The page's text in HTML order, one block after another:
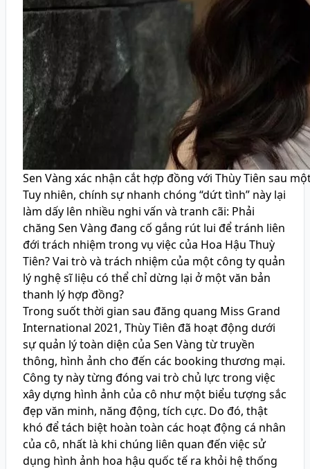
Sen Vàng xác nhận cắt hợp đồng với Thùy Tiên sau
Tuy nhiên, chính sự nhanh chóng “dứt tình” này lại
làm dấy lên nhiều nghi vấn và tranh cãi: Phải
chăng Sen Vàng đang cố gắng rút lui để tránh liên
đới trách nhiệm trong vụ việc của Hoa Hậu Thuỳ
Tiên? Vai trò và trách nhiệm của một công ty quản
lý nghệ sĩ liệu có thể chỉ dừng lại ở một văn bản
thanh lý hợp đồng?
Trong suốt thời gian sau đăng quang Miss Grand
International 2021, Thùy Tiên đã hoạt động dưới
sự quản lý toàn diện của Sen Vàng từ truyền
thông, hình ảnh cho đến các booking thương mại.
Công ty này từng đóng vai trò chủ lực trong việc
xây dựng hình ảnh của cô như một biểu tượng sắc
đẹp văn minh, năng động, tích cực. Do đó, thật
khó để tách biệt hoàn toàn các hoạt động cá nhân
của cô, nhất là khi chúng liên quan đến việc sử
dụng hình ảnh hoa hậu quốc tế ra khỏi hệ thống